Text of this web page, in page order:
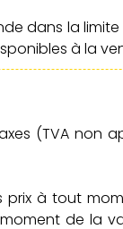
dans la limite
à la
(TVA non
prix à tout
de la